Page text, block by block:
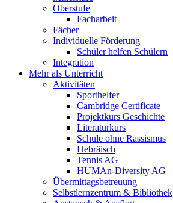
Oberstufe
Facharbeit
Fächer
Individuelle Förderung
Schüler helfen Schülern
Integration
Mehr als Unterricht
Aktivitäten
Sporthelfer
Cambridge Certificate
Projektkurs Geschichte
Literaturkurs
Schule ohne Rassismus
Hebräisch
Tennis AG
HUMAn-Diversity AG
Übermittagsbetreuung
Selbstlernzentrum & Bibliothek